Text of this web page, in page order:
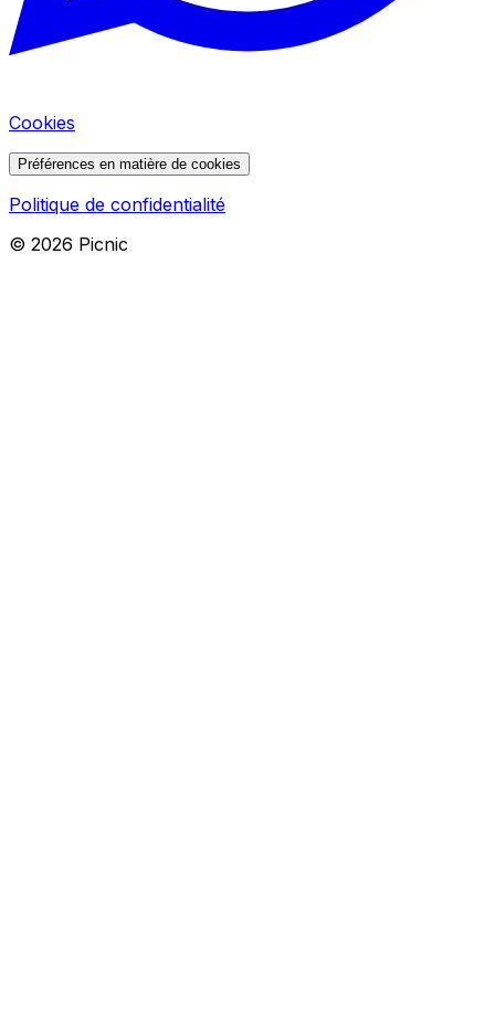
Cookies
Préférences en matière de cookies
Politique de confidentialité
© 2026 Picnic